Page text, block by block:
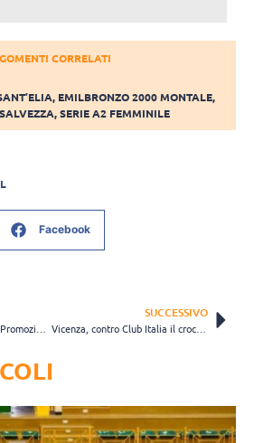
CORRELATI
, EMILBRONZO 2000 MONTALE,
,SERIE A2 FEMMINILE
Facebook
SUCCESSIVO
Vicenza, contro Club Italia il crocevia fondamentale verso la salvezza